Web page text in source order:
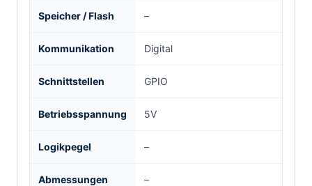
Speicher / Flash –
Kommunikation Digital
Schnittstellen GPIO
Betriebsspannung 5V
Logikpegel –
Abmessungen –